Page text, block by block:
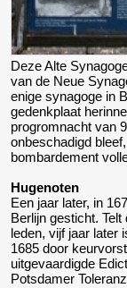
Deze Alte
van de Neue
enige synagoge in
gedenkplaat
progromnacht van
onbeschadigd
bombardement
Hugenoten
Een jaar later, in
Berlijn gesticht.
leden, vijf jaar later
1685 door
uitgevaardigde
Potsdamer